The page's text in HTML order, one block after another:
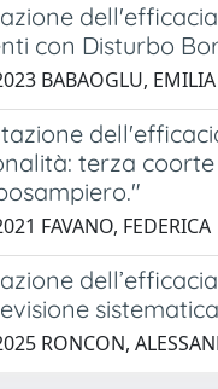
con Disturbo
BABAOGLU, EMILIA
terza
FAVANO, FEDERICA
sistematica
RONCON,